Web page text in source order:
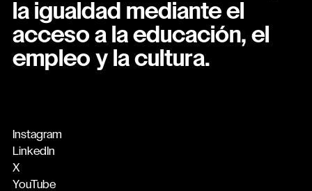
la igualdad mediante el
acceso a la educación, el
empleo y la cultura.
Instagram
LinkedIn
X
YouTube